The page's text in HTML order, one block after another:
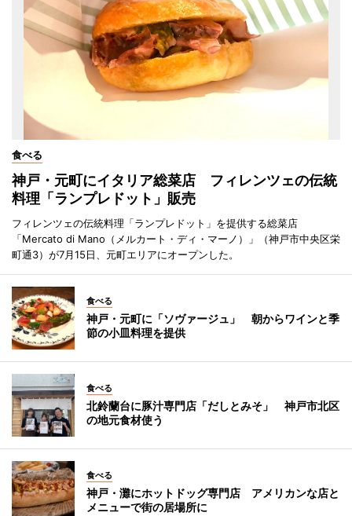
食べる
神戸・元町にイタリア総菜店 フィレンツェの伝統
料理「ランプレドット」販売
フィレンツェの伝統料理「ランプレドット」を提供する総菜店
「Mercato di Mano（メルカート・ディ・マーノ）」（神戸市中央区栄
町通3）が7月15日、元町エリアにオープンした。
食べる
神戸・元町に「ソヴァージュ」 朝からワインと季
節の小皿料理を提供
食べる
北鈴蘭台に豚汁専門店「だしとみそ」 神戸市北区
の地元食材使う
食べる
神戸・灘にホットドッグ専門店 アメリカンな店と
メニューで街の居場所に